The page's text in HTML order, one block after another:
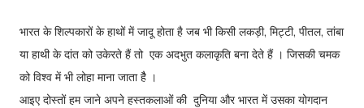
भारत के शिल्पकारों के हाथों में जादू होता है जब भी किसी लकड़ी, मिट्टी, पीतल, तांबा
या हाथी के दांत को उकेरते हैं तो एक अदभुत कलाकृति बना देते हैं । जिसकी चमक
को विश्व में भी लोहा माना जाता हैै ।
आइए दोस्तों हम जाने अपने हस्तकलाओं की दुनिया और भारत में उसका योगदान